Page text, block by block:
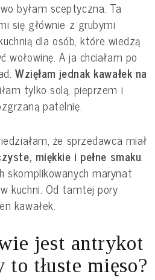
byłam sceptyczna. Ta
się głównie z grubymi
dla osób, które wiedzą
wołowinę. A ja chciałam po
Wzięłam jednak kawałek na
tylko solą, pieprzem i
patelnię.
że sprzedawca miał
miękkie i pełne smaku.
skomplikowanych marynat
kuchni. Od tamtej pory
kawałek.
jest antrykot
to tłuste mięso?